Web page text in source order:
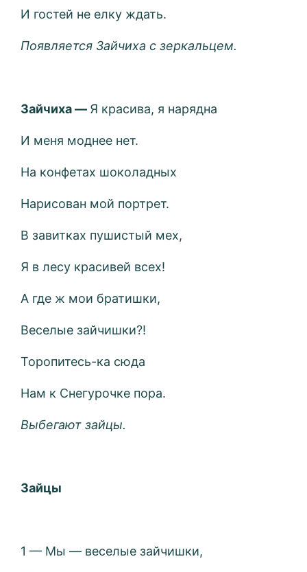
И гостей не елку ждать.
Появляется Зайчиха с зеркальцем.
Зайчиха — Я красива, я нарядна
И меня моднее нет.
На конфетах шоколадных
Нарисован мой портрет.
В завитках пушистый мех,
Я в лесу красивей всех!
А где ж мои братишки,
Веселые зайчишки?!
Торопитесь-ка сюда
Нам к Снегурочке пора.
Выбегают зайцы.
Зайцы
1 — Мы — веселые зайчишки,